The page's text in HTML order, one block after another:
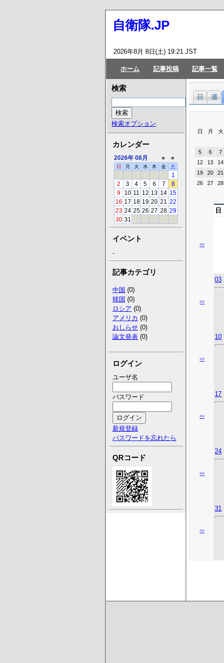
自衛隊.JP
2026年8月 8日(土) 19:21 JST
ホーム 記事投稿 記事一覧
日 週
日
月 火
5
6 7
12
13 14
19
20 21
26
27 28
日
>>
>>
03
>>
10
>>
17
>>
24
>>
31
検索
検索オプション
カレンダー
2026年 08月 « »
日 月 火 水 木 金 土
1
2
3 4 5 6 7
8
9
10 11 12 13 14 15
16 17 18 19 20 21
22
23 24 25 26 27 28 29
30 31
イベント
-
記事カテゴリ
中国 (0)
韓国 (0)
ロシア (0)
アメリカ (0)
おしらせ(0)
論文発表(0)
ログイン
ユーザ名
パスワード
新規登録
パスワードを忘れたら
QRコード